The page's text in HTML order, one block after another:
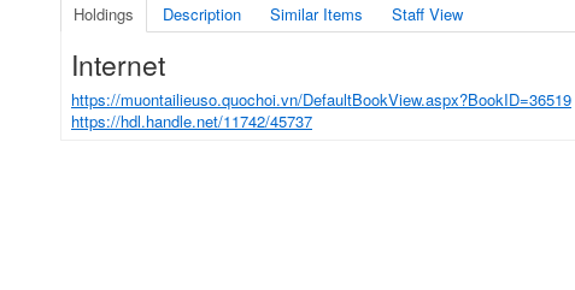
Holdings Description Similar Items Staff View
Internet
https://muontailieuso.quochoi.vn/DefaultBookView.aspx?BookID=36519
https://hdl.handle.net/11742/45737